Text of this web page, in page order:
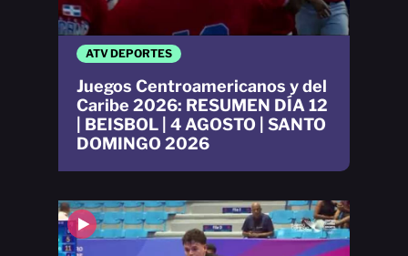
ATV DEPORTES
Juegos Centroamericanos y del
Caribe 2026: RESUMEN DÍA 12
| BEISBOL | 4 AGOSTO | SANTO
DOMINGO 2026